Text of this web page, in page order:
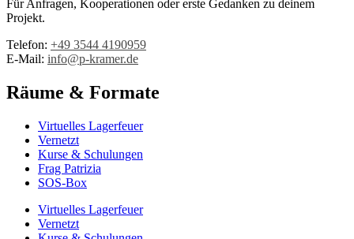
Für Anfragen, Kooperationen oder erste Gedanken zu deinem
Projekt.
Telefon: +49 3544 4190959‬
E-Mail: info@p-kramer.de
Räume & Formate
Virtuelles Lagerfeuer
Vernetzt
Kurse & Schulungen
Frag Patrizia
SOS-Box
Virtuelles Lagerfeuer
Vernetzt